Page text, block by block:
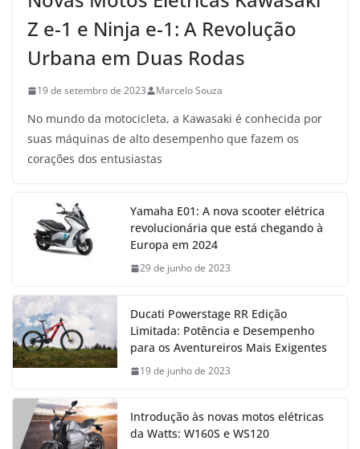
Z e-1 e Ninja e-1: A Revolução
Urbana em Duas Rodas
19 de setembro de 2023 Marcelo Souza
No mundo da motocicleta, a Kawasaki é conhecida por
suas máquinas de alto desempenho que fazem os
corações dos entusiastas
Yamaha E01: A nova scooter elétrica
revolucionária que está chegando à
Europa em 2024
29 de junho de 2023
Ducati Powerstage RR Edição
Limitada: Potência e Desempenho
para os Aventureiros Mais Exigentes
19 de junho de 2023
Introdução às novas motos elétricas
da Watts: W160S e WS120